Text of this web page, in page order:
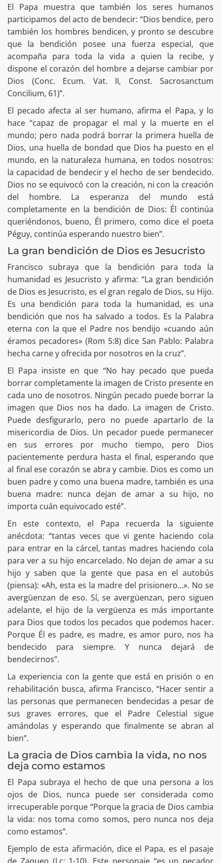
El Papa muestra que también los seres humanos
participamos del acto de bendecir: “Dios bendice, pero
también los hombres bendicen, y pronto se descubre
que la bendición posee una fuerza especial, que
acompaña para toda la vida a quien la recibe, y
dispone el corazón del hombre a dejarse cambiar por
Dios (Conc. Ecum. Vat. II, Const. Sacrosanctum
Concilium, 61)”.
El pecado afecta al ser humano, afirma el Papa, y lo
hace “capaz de propagar el mal y la muerte en el
mundo; pero nada podrá borrar la primera huella de
Dios, una huella de bondad que Dios ha puesto en el
mundo, en la naturaleza humana, en todos nosotros:
la capacidad de bendecir y el hecho de ser bendecido.
Dios no se equivocó con la creación, ni con la creación
del hombre. La esperanza del mundo está
completamente en la bendición de Dios: Él continúa
queriéndonos, bueno, Él primero, como dice el poeta
Péguy, continúa esperando nuestro bien”.
La gran bendición de Dios es Jesucristo
Francisco subraya que la bendición para toda la
humanidad es Jesucristo y afirma: “La gran bendición
de Dios es Jesucristo, es el gran regalo de Dios, su Hijo.
Es una bendición para toda la humanidad, es una
bendición que nos ha salvado a todos. Es la Palabra
eterna con la que el Padre nos bendijo «cuando aún
éramos pecadores» (Rom 5:8) dice San Pablo: Palabra
hecha carne y ofrecida por nosotros en la cruz”.
El Papa insiste en que “No hay pecado que pueda
borrar completamente la imagen de Cristo presente en
cada uno de nosotros. Ningún pecado puede borrar la
imagen que Dios nos ha dado. La imagen de Cristo.
Puede desfigurarlo, pero no puede apartarlo de la
misericordia de Dios. Un pecador puede permanecer
en sus errores por mucho tiempo, pero Dios
pacientemente perdura hasta el final, esperando que
al final ese corazón se abra y cambie. Dios es como un
buen padre y como una buena madre, también es una
buena madre: nunca dejan de amar a su hijo, no
importa cuán equivocado esté”.
En este contexto, el Papa recuerda la siguiente
anécdota: “tantas veces que vi gente haciendo cola
para entrar en la cárcel, tantas madres haciendo cola
para ver a su hijo encarcelado. No dejan de amar a su
hijo y saben que la gente que pasa en el autobús
(piensa): «Ah, esta es la madre del prisionero…». No se
avergüenzan de eso. Sí, se avergüenzan, pero siguen
adelante, el hijo de la vergüenza es más importante
para Dios que todos los pecados que podemos hacer.
Porque Él es padre, es madre, es amor puro, nos ha
bendecido para siempre. Y nunca dejará de
bendecirnos”.
La experiencia con la gente que está en prisión o en
rehabilitación busca, afirma Francisco, “Hacer sentir a
las personas que permanecen bendecidas a pesar de
sus graves errores, que el Padre Celestial sigue
amándolas y esperando que finalmente se abran al
bien”.
La gracia de Dios cambia la vida, no nos
deja como estamos
El Papa subraya el hecho de que una persona a los
ojos de Dios, nunca puede ser considerada como
irrecuperable porque “Porque la gracia de Dios cambia
la vida: nos toma como somos, pero nunca nos deja
como estamos”.
Ejemplo de esta afirmación, dice el Papa, es el pasaje